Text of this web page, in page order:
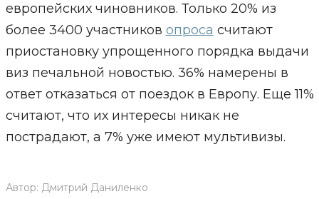
европейских чиновников. Только 20% из
более 3400 участников опроса считают
приостановку упрощенного порядка выдачи
виз печальной новостью. 36% намерены в
ответ отказаться от поездок в Европу. Еще 11%
считают, что их интересы никак не
пострадают, а 7% уже имеют мультивизы.
Автор: Дмитрий Даниленко